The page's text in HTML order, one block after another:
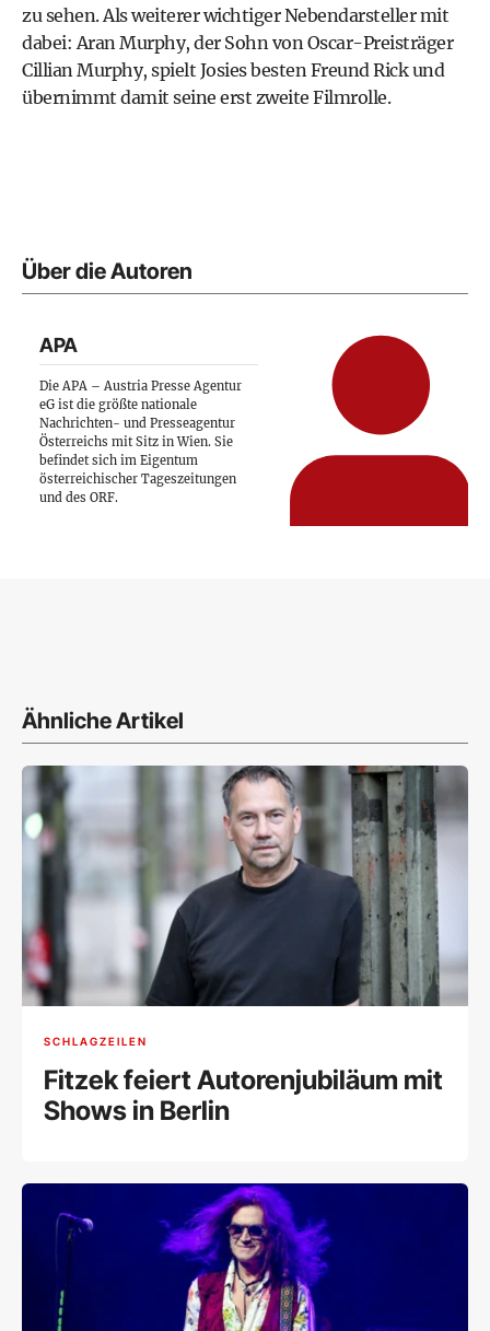
zu sehen. Als weiterer wichtiger Nebendarsteller mit
dabei: Aran Murphy, der Sohn von Oscar-Preisträger
Cillian Murphy, spielt Josies besten Freund Rick und
übernimmt damit seine erst zweite Filmrolle.
Über die Autoren
APA
Die APA – Austria Presse Agentur
eG ist die größte nationale
Nachrichten- und Presseagentur
Österreichs mit Sitz in Wien. Sie
befindet sich im Eigentum
österreichischer Tageszeitungen
und des ORF.
Ähnliche Artikel
SCHLAGZEILEN
Fitzek feiert Autorenjubiläum mit
Shows in Berlin